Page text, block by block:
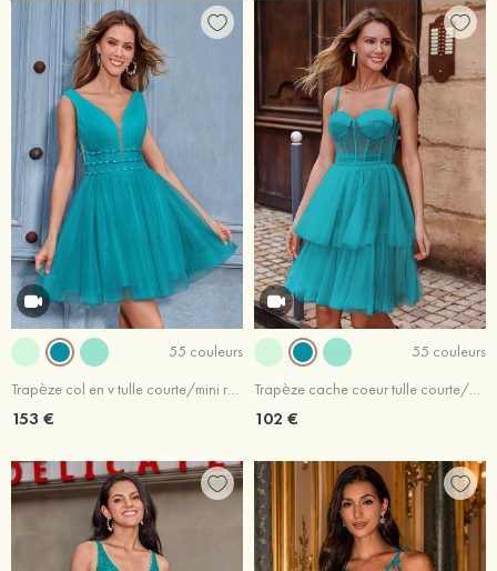
55 couleurs
Trapèze col en v tulle courte/mini robe de fête de la rentrée avec perles
153 €
55 couleurs
Trapèze cache coeur tulle courte/mini robe de fête de la rentrée
102 €